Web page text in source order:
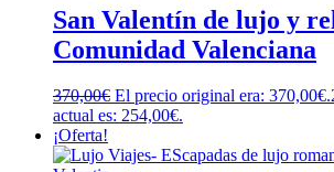
San Valentín de lujo y
Comunidad Valenciana
370,00€ El precio original era: 370,00€.
actual es: 254,00€.
¡Oferta!